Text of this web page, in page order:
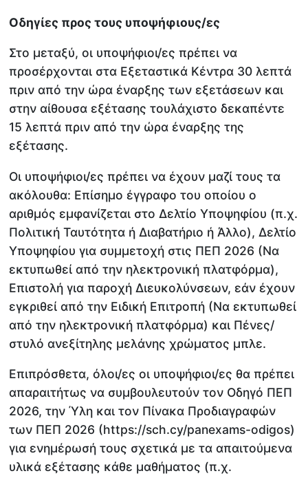
Οδηγίες προς τους υποψήφιους/ες
Στο μεταξύ, οι υποψήφιοι/ες πρέπει να
προσέρχονται στα Εξεταστικά Κέντρα 30 λεπτά
πριν από την ώρα έναρξης των εξετάσεων και
στην αίθουσα εξέτασης τουλάχιστο δεκαπέντε
15 λεπτά πριν από την ώρα έναρξης της
εξέτασης.
Οι υποψήφιοι/ες πρέπει να έχουν μαζί τους τα
ακόλουθα: Επίσημο έγγραφο του οποίου ο
αριθμός εμφανίζεται στο Δελτίο Υποψηφίου (π.χ.
Πολιτική Ταυτότητα ή Διαβατήριο ή Άλλο), Δελτίο
Υποψηφίου για συμμετοχή στις ΠΕΠ 2026 (Να
εκτυπωθεί από την ηλεκτρονική πλατφόρμα),
Επιστολή για παροχή Διευκολύνσεων, εάν έχουν
εγκριθεί από την Ειδική Επιτροπή (Να εκτυπωθεί
από την ηλεκτρονική πλατφόρμα) και Πένες/
στυλό ανεξίτηλης μελάνης χρώματος μπλε.
Επιπρόσθετα, όλοι/ες οι υποψήφιοι/ες θα πρέπει
απαραιτήτως να συμβουλευτούν τον Οδηγό ΠΕΠ
2026, την Ύλη και τον Πίνακα Προδιαγραφών
των ΠΕΠ 2026 (https://sch.cy/panexams-odigos)
για ενημέρωσή τους σχετικά με τα απαιτούμενα
υλικά εξέτασης κάθε μαθήματος (π.χ.